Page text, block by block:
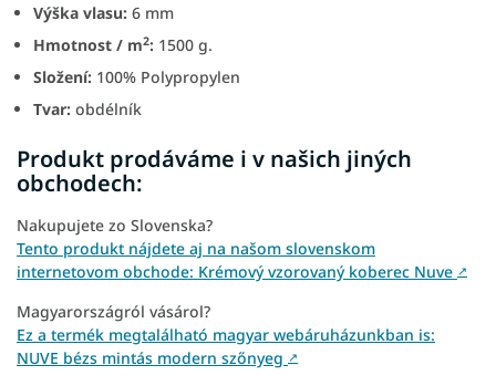
Výška vlasu: 6 mm
Hmotnost / m2: 1500 g.
Složení: 100% Polypropylen
Tvar: obdélník
Produkt prodáváme i v našich jiných
obchodech:
Nakupujete zo Slovenska?
Tento produkt nájdete aj na našom slovenskom
internetovom obchode: Krémový vzorovaný koberec Nuve ↗
Magyarországról vásárol?
Ez a termék megtalálható magyar webáruházunkban is:
NUVE bézs mintás modern szőnyeg ↗